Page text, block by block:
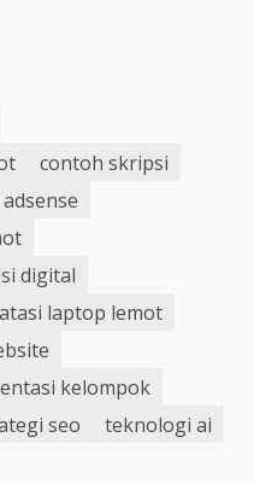
contoh skripsi
digital
laptop lemot
kelompok
seo
teknologi ai